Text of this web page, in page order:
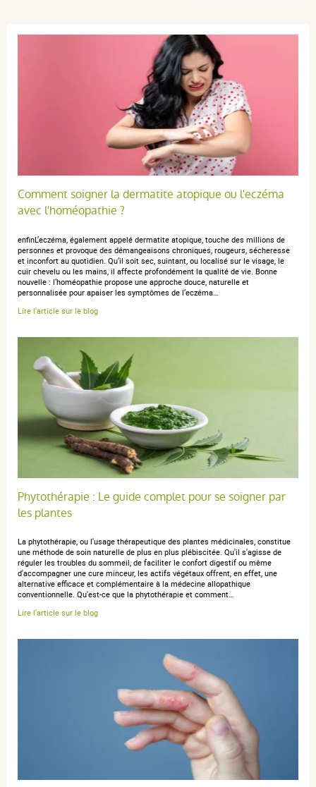
Comment soigner la dermatite atopique ou l'eczéma
avec l'homéopathie ?
enfinL’eczéma, également appelé dermatite atopique, touche des millions de
personnes et provoque des démangeaisons chroniques, rougeurs, sécheresse
et inconfort au quotidien. Qu’il soit sec, suintant, ou localisé sur le visage, le
cuir chevelu ou les mains, il affecte profondément la qualité de vie. Bonne
nouvelle : l’homéopathie propose une approche douce, naturelle et
personnalisée pour apaiser les symptômes de l’eczéma…
Lire l'article sur le blog
Phytothérapie : Le guide complet pour se soigner par
les plantes
La phytothérapie, ou l'usage thérapeutique des plantes médicinales, constitue
une méthode de soin naturelle de plus en plus plébiscitée. Qu'il s'agisse de
réguler les troubles du sommeil, de faciliter le confort digestif ou même
d'accompagner une cure minceur, les actifs végétaux offrent, en effet, une
alternative efficace et complémentaire à la médecine allopathique
conventionnelle. Qu'est-ce que la phytothérapie et comment…
Lire l'article sur le blog